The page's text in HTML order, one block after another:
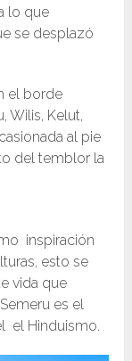
lo que
se desplazó
el borde
Wilis, Kelut,
al pie
del temblor la
inspiración
esto se
vida que
es el
el Hinduismo.